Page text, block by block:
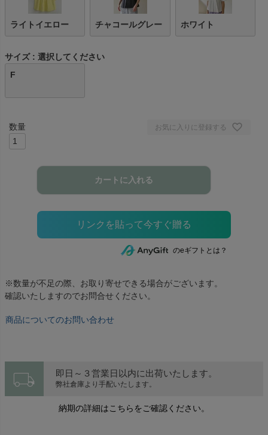
ライトイエロー チャコールグレー ホワイト
サイズ
選択してください
F
お気に入りに登録する
カートに入れる
のeギフトとは？
※数量が不足の際、お取り寄せできる場合がございます。
確認いたしますのでお問合せください。
商品についてのお問い合わせ
local_shipping 即日～３営業日以内に出荷いたします。
弊社倉庫より手配いたします。
納期の詳細はこちらをご確認ください。